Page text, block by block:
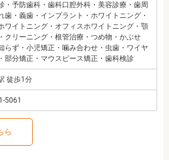
・予防歯科・歯科口腔外科・美容診療・歯周
歯・義歯・インプラント・ホワイトニング・
ワイトニング・オフィスホワイトニング・顎
クリーニング・根管治療・つめ物・かぶせ
らず・小児矯正・噛み合わせ・虫歯・ワイヤ
部分矯正・マウスピース矯正・歯科検診
徒歩1分
5061
ら